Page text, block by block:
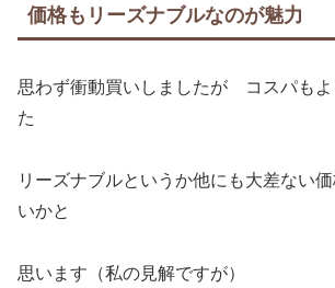
価格もリーズナブルなのが魅力
思わず衝動買いしましたが コスパもよ
た
リーズナブルというか他にも大差ない
いかと
思います（私の見解ですが）